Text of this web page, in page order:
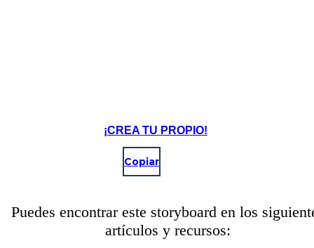
¡CREA TU PROPIO!
Copiar
Puedes encontrar este storyboard en los
artículos y recursos: